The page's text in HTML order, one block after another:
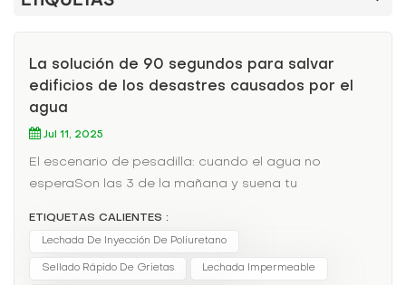
La solución de 90 segundos para salvar
edificios de los desastres causados por el
agua
Jul 11, 2025
El escenario de pesadilla: cuando el agua no
esperaSon las 3 de la mañana y suena tu
poniendo en peligro los sistemas eléctricos y la
integridad estructural. ¿Lechada de cemento
ETIQUETAS CALIENTES :
Lechada De Inyección De Poliuretano
Sellado Rápido De Grietas Lechada Impermeable